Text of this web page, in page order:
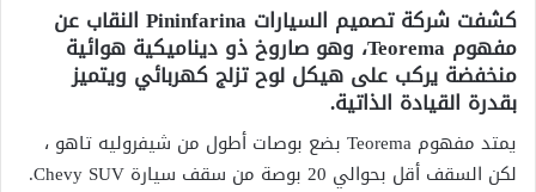
كشفت شركة تصميم السيارات Pininfarina النقاب عن
مفهوم Teorema، وهو صاروخ ذو ديناميكية هوائية
منخفضة يركب على هيكل لوح تزلج كهربائي ويتميز
بقدرة القيادة الذاتية.
يمتد مفهوم Teorema بضع بوصات أطول من شيفروليه تاهو ،
لكن السقف أقل بحوالي 20 بوصة من سقف سيارة Chevy SUV.